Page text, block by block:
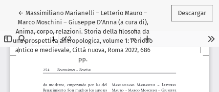
← Volver a los detalles del artículo
Massimiliano Marianelli – Letterio Mauro –
Marco Moschini – Giuseppe D’Anna (a cura di),
Anima, corpo, relazioni. Storia della filosofia da
una prospettiva antropologica, volume 1: Periodo
antico e medievale, Città nuova, Roma 2022, 686
pp.
Descargar